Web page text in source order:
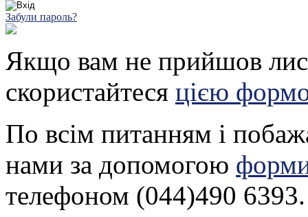
Забули пароль?
Якщо вам не прийшов
скористайтеся цією
По всім питанням і
нами за допомогою
телефоном (044)490 6393.